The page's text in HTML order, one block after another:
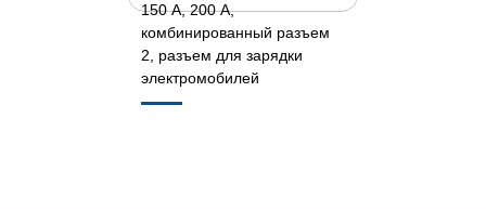
150 А, 200 А,
комбинированный разъем
2, разъем для зарядки
электромобилей